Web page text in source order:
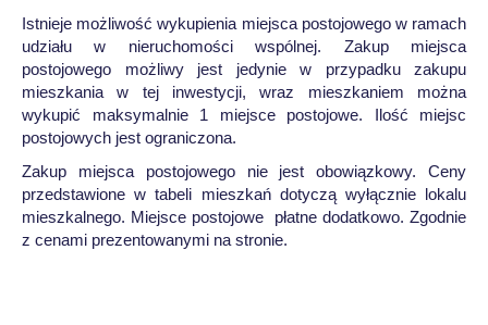
Istnieje możliwość wykupienia miejsca postojowego w ramach
udziału w nieruchomości wspólnej. Zakup miejsca
postojowego możliwy jest jedynie w przypadku zakupu
mieszkania w tej inwestycji, wraz mieszkaniem można
wykupić maksymalnie 1 miejsce postojowe. Ilość miejsc
postojowych jest ograniczona.
Zakup miejsca postojowego nie jest obowiązkowy. Ceny
przedstawione w tabeli mieszkań dotyczą wyłącznie lokalu
mieszkalnego. Miejsce postojowe płatne dodatkowo. Zgodnie
z cenami prezentowanymi na stronie.